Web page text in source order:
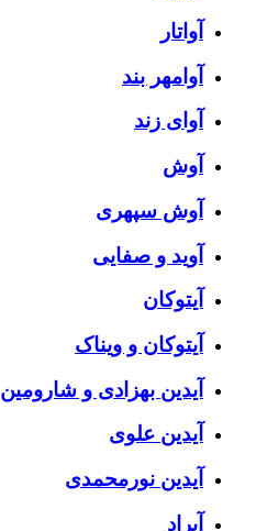
آواتار
آوامهر بند
آوای زند
آوش
آوش سپهری
آوید و صفایی
آیتوکان
آیتوکان و ویناک
آیدین بهزادی و شارومین
آیدین علوی
آیدین نورمحمدی
آیراد